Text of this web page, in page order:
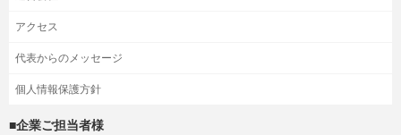
アクセス
代表からのメッセージ
個人情報保護方針
■企業ご担当者様